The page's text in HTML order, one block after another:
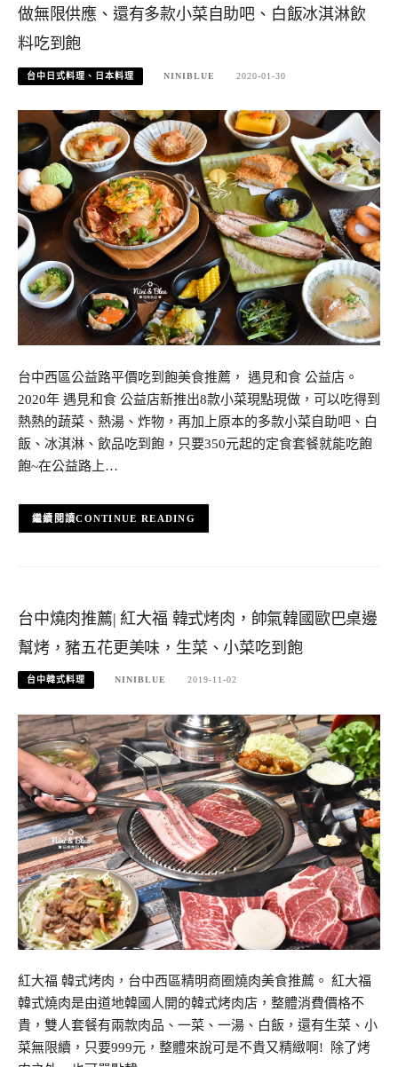
做無限供應、還有多款小菜自助吧、白飯冰淇淋飲
料吃到飽
台中日式料理、日本料理 NINIBLUE 2020-01-30
台中西區公益路平價吃到飽美食推薦， 遇見和食 公益店。
2020年 遇見和食 公益店新推出8款小菜現點現做，可以吃得到
熱熱的蔬菜、熱湯、炸物，再加上原本的多款小菜自助吧、白
飯、冰淇淋、飲品吃到飽，只要350元起的定食套餐就能吃飽
飽~在公益路上…
CONTINUE READING
台中燒肉推薦| 紅大福 韓式烤肉，帥氣韓國歐巴桌邊
幫烤，豬五花更美味，生菜、小菜吃到飽
台中韓式料理 NINIBLUE 2019-11-02
紅大福 韓式烤肉，台中西區精明商圈燒肉美食推薦。 紅大福
韓式燒肉是由道地韓國人開的韓式烤肉店，整體消費價格不
貴，雙人套餐有兩款肉品、一菜、一湯、白飯，還有生菜、小
菜無限續，只要999元，整體來說可是不貴又精緻啊! 除了烤